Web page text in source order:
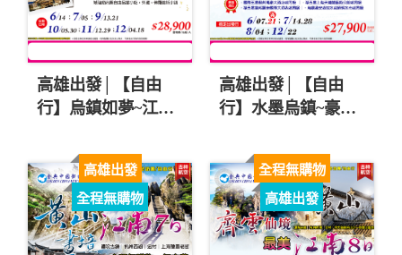
高雄出發│【自由
行】烏鎮如夢~江南
滄浪亭.如夢上塘秀
五日$28900
高雄出發│【自由
行】水墨烏鎮~豪饗
第一園.獅子林六日
$27900起
高雄出發
全程無購物
全程無購物
高雄出發